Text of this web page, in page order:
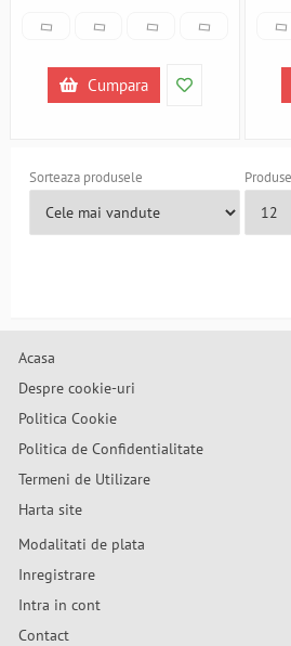
Cumpara
Sorteaza produsele
Acasa
Despre cookie-uri
Politica Cookie
Politica de Confidentialitate
Termeni de Utilizare
Harta site
Modalitati de plata
Inregistrare
Intra in cont
Contact